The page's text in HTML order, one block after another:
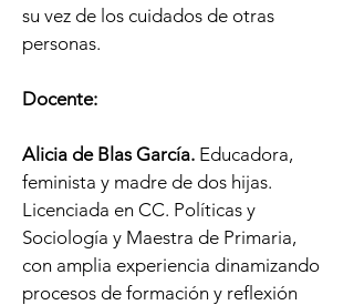
su vez de los cuidados de otras
personas.
Docente:
Alicia de Blas García. Educadora,
feminista y madre de dos hijas.
Licenciada en CC. Políticas y
Sociología y Maestra de Primaria,
con amplia experiencia dinamizando
procesos de formación y reflexión